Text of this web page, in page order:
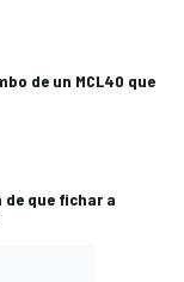
de un MCL40 que
de que fichar a